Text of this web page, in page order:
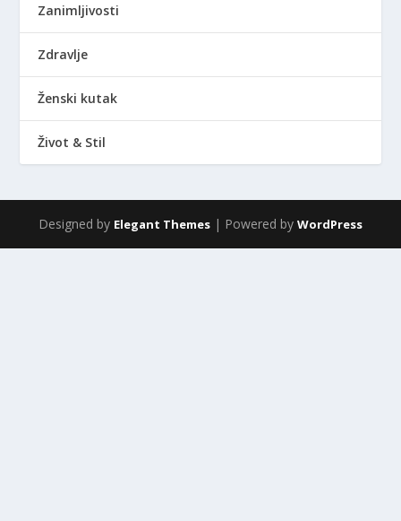
Zanimljivosti
Zdravlje
Ženski kutak
Život & Stil
Designed by Elegant Themes | Powered by WordPress